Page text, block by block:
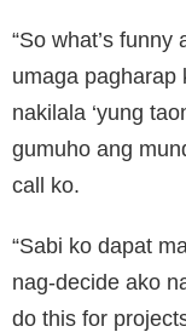
“So what’s
umaga pagharap
nakilala ‘yung
gumuho ang
call ko.
“Sabi ko dapat
nag-decide ako
do this for